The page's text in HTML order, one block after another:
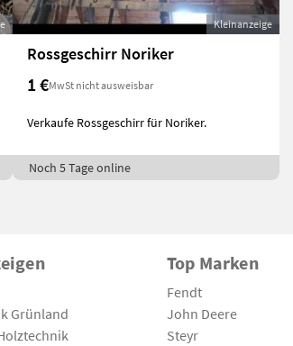
Kleinanzeige
Rossgeschirr Noriker
1 €MwSt nicht ausweisbar
Verkaufe Rossgeschirr für Noriker.
Noch 5 Tage online
Grünland
Top Marken
Fendt
John Deere
Steyr